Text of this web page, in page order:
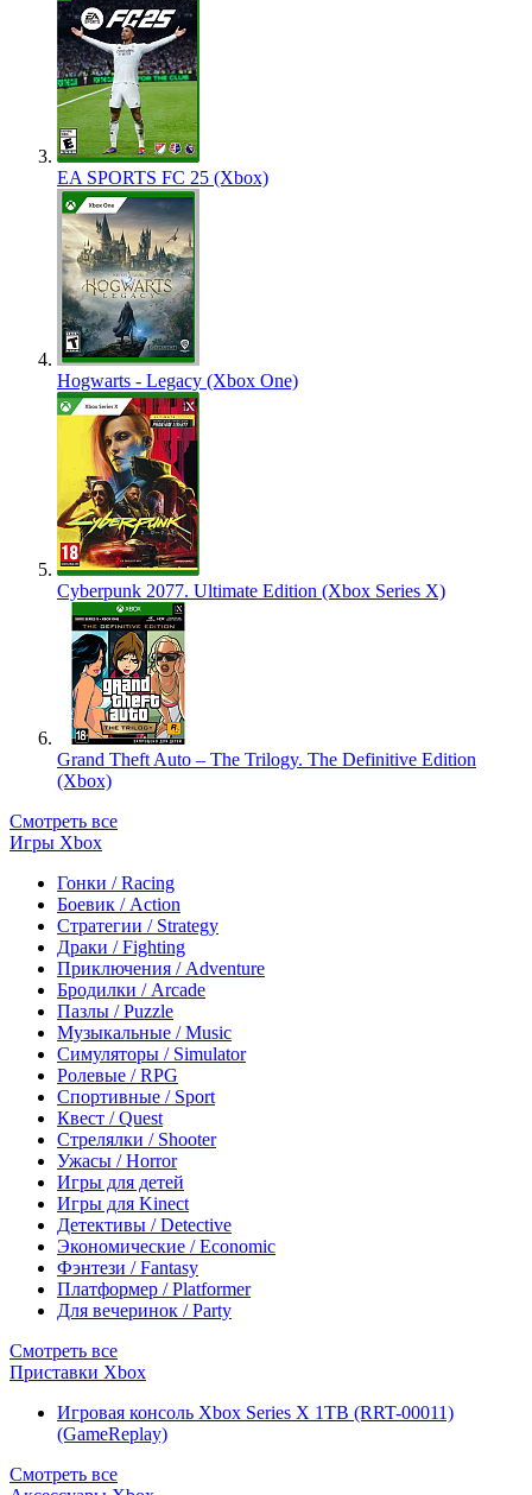
EA SPORTS FC 25 (Xbox)
Hogwarts - Legacy (Xbox One)
Cyberpunk 2077. Ultimate Edition (Xbox Series X)
Grand Theft Auto – The Trilogy. The Definitive Edition
(Xbox)
Смотреть все
Игры Xbox
Гонки / Racing
Боевик / Action
Стратегии / Strategy
Драки / Fighting
Приключения / Adventure
Бродилки / Arcade
Пазлы / Puzzle
Музыкальные / Music
Симуляторы / Simulator
Ролевые / RPG
Спортивные / Sport
Квест / Quest
Стрелялки / Shooter
Ужасы / Horror
Игры для детей
Игры для Kinect
Детективы / Detective
Экономические / Economic
Фэнтези / Fantasy
Платформер / Platformer
Для вечеринок / Party
Смотреть все
Приставки Xbox
Игровая консоль Xbox Series X 1TB (RRT-00011)
(GameReplay)
Смотреть все